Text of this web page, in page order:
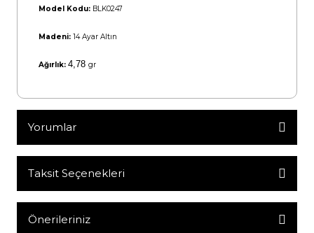
Model Kodu: BLK0247
Madeni: 14 Ayar Altın
Ağırlık: 4,78 gr
Yorumlar
Bu ürüne ilk yorumu siz yapın!
Taksit Seçenekleri
Önerileriniz